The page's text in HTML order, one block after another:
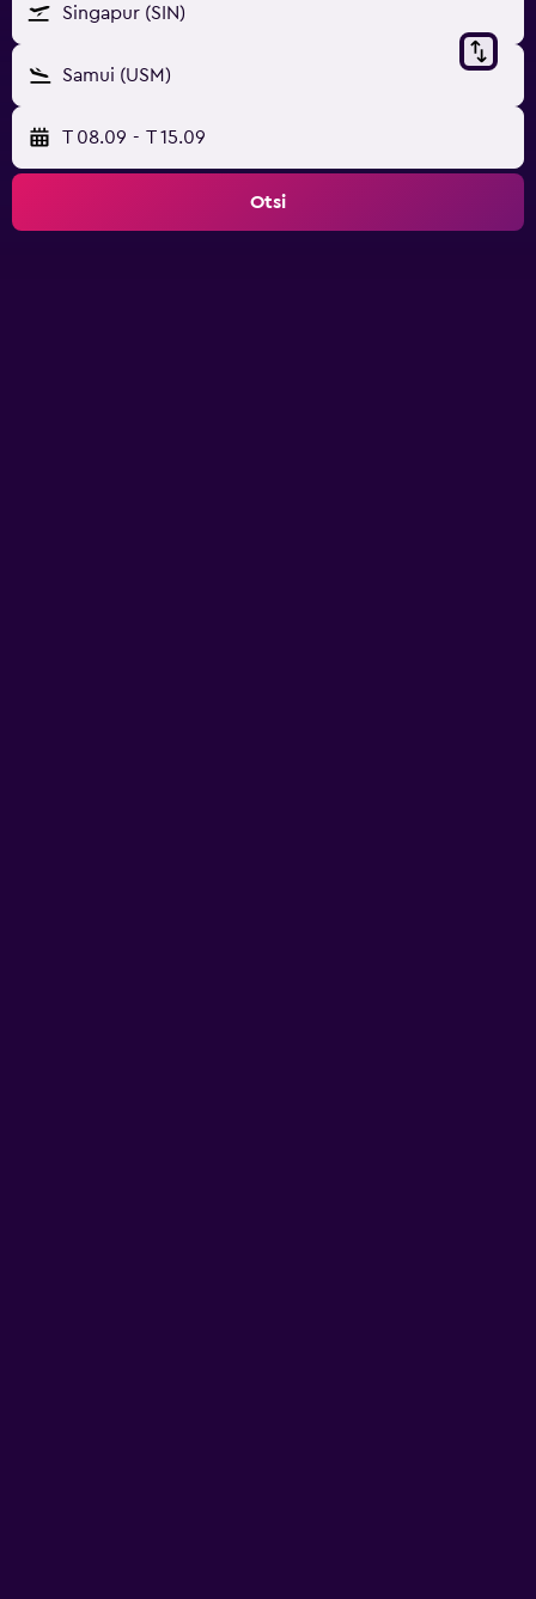
Singapur (SIN)
Samui (USM)
T 08.09 - T 15.09
Otsi